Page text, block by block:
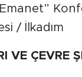
/ İlkadım
VE ÇEVRE